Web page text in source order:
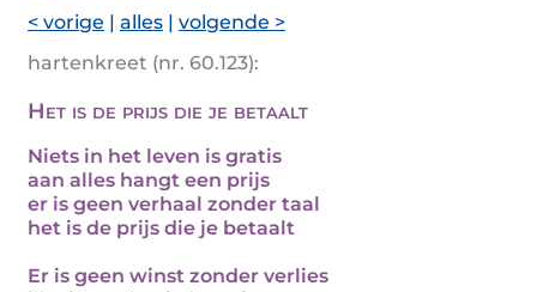
< vorige | alles | volgende >
hartenkreet (nr. 60.123):
Het is de prijs die je betaalt
Niets in het leven is gratis
aan alles hangt een prijs
er is geen verhaal zonder taal
het is de prijs die je betaalt
Er is geen winst zonder verlies